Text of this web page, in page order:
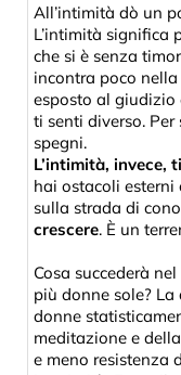
All’intimità dò un
L’intimità significa
che si è senza
incontra poco nella
esposto al giudizio
ti senti diverso.
spegni.
L’intimità, invece,
hai ostacoli esterni
sulla strada di
crescere. È un
Cosa succederà
più donne sole?
donne
meditazione e
e meno resistenza